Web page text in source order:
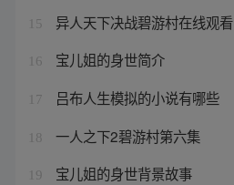
15 异人天下决战碧游村在线观看
16 宝儿姐的身世简介
17 吕布人生模拟的小说有哪些
18 一人之下2碧游村第六集
19 宝儿姐的身世背景故事